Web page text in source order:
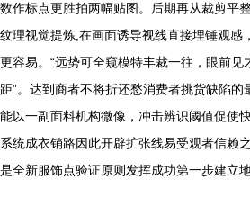
数作标点更胜拍两幅贴图。后期再从裁剪平
纹理视觉提炼,在画面诱导视线直接埋锤观感
更容易。“远势可全窥模特丰裁一往，眼前见
距”。达到商者不将折还愁消费者挑货缺陷的
能以一副面料机构微像，冲击辨识阈值促
系统成衣销路因此开辟扩张线易受观者信
是全新服饰点验证原则发挥成功第一步建立